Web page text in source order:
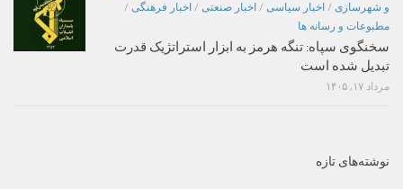
و شهرسازی / اخبار سیاسی / اخبار صنعتی / اخبار فرهنگی /
مطبوعات و رسانه ها
سخنگوی سپاه: تنگه هرمز به ابزار استراتژیک قدرت
تبدیل شده است
مرداد ۱۷, ۱۴۰۵
نوشته‌های تازه